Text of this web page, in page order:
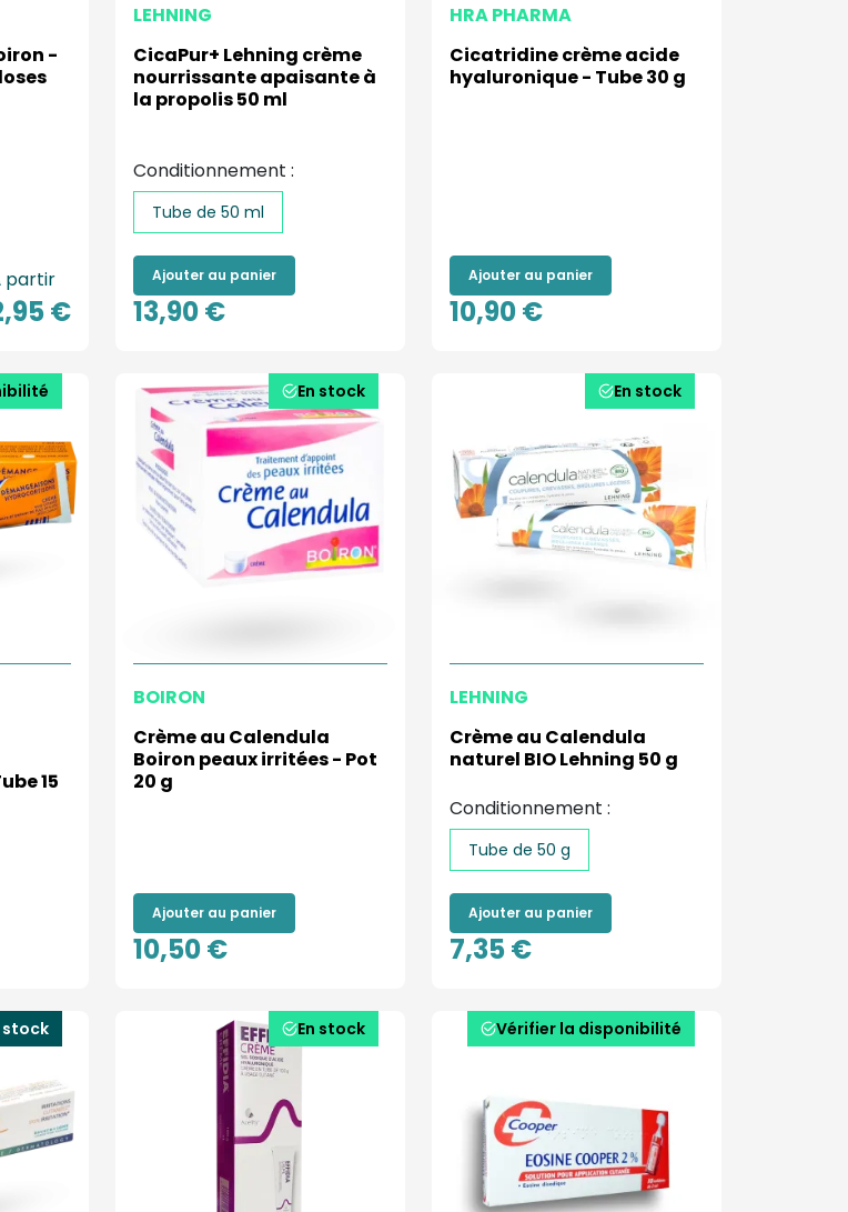
-
partir
€
LEHNING
CicaPur+ Lehning crème
nourrissante apaisante à
la propolis 50 ml
Conditionnement :
Tube de 50 ml
Ajouter au panier
13,90 €
HRA PHARMA
Cicatridine crème acide
hyaluronique - Tube 30 g
Ajouter au panier
10,90 €
15
En stock
BOIRON
Crème au Calendula
Boiron peaux irritées - Pot
20 g
Ajouter au panier
10,50 €
En stock
LEHNING
Crème au Calendula
naturel BIO Lehning 50 g
Conditionnement :
Tube de 50 g
Ajouter au panier
7,35 €
stock En stock Vérifier la disponibilité